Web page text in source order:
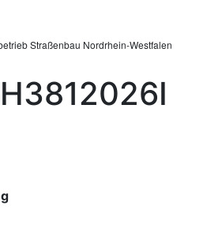
Straßenbau Nordrhein-Westfalen